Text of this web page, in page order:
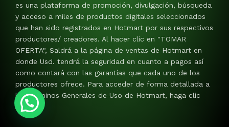
es una plataforma de promoción, divulgación, búsqueda
y acceso a miles de productos digitales seleccionados
que han sido registrados en Hotmart por sus respectivos
productores/ creadores. Al hacer clic en "TOMAR
OFERTA", Saldrá a la página de ventas de Hotmart en
donde Usd. tendrá la seguridad en cuanto a pagos así
como contará con las garantías que cada uno de los
productores ofrece. Para acceder de forma detallada a
los Términos Generales de Uso de Hotmart, haga clic
AQUI.